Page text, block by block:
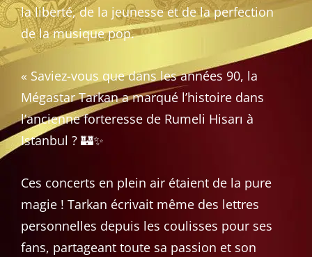
la liberté, de la jeunesse et de la perfection
de la musique pop.
« Saviez-vous que dans les années 90, la
Mégastar Tarkan a marqué l’histoire dans
l’ancienne forteresse de Rumeli Hisarı à
Istanbul ? 🏰✨
Ces concerts en plein air étaient de la pure
magie ! Tarkan écrivait même des lettres
personnelles depuis les coulisses pour ses
fans, partageant toute sa passion et son